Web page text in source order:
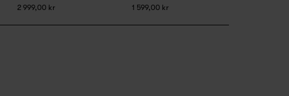
2 999,00 kr 1 599,00 kr